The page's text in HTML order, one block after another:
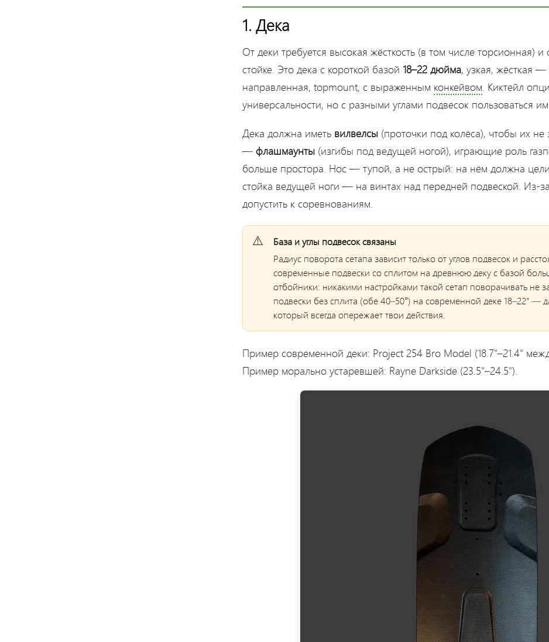
1. Дека
От деки требуется высокая жёсткость (в том числе торсионная)
стойке. Это дека с короткой базой 18–22 дюйма, узкая, жёсткая —
направленная, topmount, с выраженным конкейвом. Киктейл
универсальности, но с разными углами подвесок пользоваться
Дека должна иметь вилвелсы (проточки под колёса), чтобы их
— флашмаунты (изгибы под ведущей ногой), играющие роль
больше простора. Нос — тупой, а не острый: на нём должна
стойка ведущей ноги — на винтах над передней подвеской. Из-
допустить к соревнованиям.
База и углы подвесок связаны
Радиус поворота сетапа зависит только от углов подвесок и
современные подвески со сплитом на древнюю деку с базой
отбойники: никакими настройками такой сетап поворачивать не
подвески без сплита (обе 40–50°) на современной деке 18–22" —
который всегда опережает твои действия.
Пример современной деки: Project 254 Bro Model (18.7"–21.4"
Пример морально устаревшей: Rayne Darkside (23.5"–24.5").